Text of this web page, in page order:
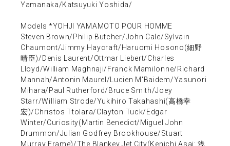
Yamanaka/Katsuyuki Yoshida/
Models *YOHJI YAMAMOTO POUR HOMME
Steven Brown/Philip Butcher/John Cale/Sylvain
Chaumont/Jimmy Haycraft/Haruomi Hosono(細野
晴臣)/Denis Laurent/Ottmar Liebert/Charles
Lloyd/William Maghnaji/Franck Mamilonne/Richard
Mannah/Antonin Maurel/Lucien M'Baidem/Yasunori
Mihara/Paul Rutherford/Bruce Smith/Joey
Starr/William Strode/Yukihiro Takahashi(高橋幸
宏)/Christos Ttolara/Clayton Tuck/Edgar
Winter/Curiosity(Martin Benedict/Miguel John
Drummon/Julian Godfrey Brookhouse/Stuart
Murray Frame)/The Blankey Jet City(Kenichi Asai: 浅